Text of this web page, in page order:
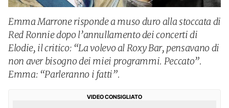
Emma Marrone risponde a muso duro alla stoccata di
Red Ronnie dopo l’annullamento dei concerti di
Elodie, il critico: “La volevo al Roxy Bar, pensavano di
non aver bisogno dei miei programmi. Peccato”.
Emma: “Parleranno i fatti”.
VIDEO CONSIGLIATO